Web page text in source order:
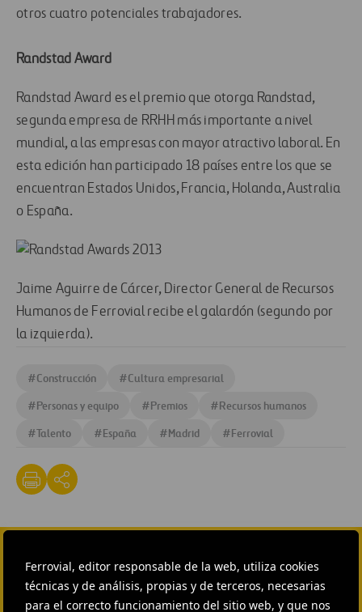
Ferrovial, editor responsable de la web, utiliza cookies
técnicas y de análisis, propias y de terceros, necesarias
para el correcto funcionamiento del sitio web, y que nos
otros cuatro potenciales trabajadores.
Randstad Award
Randstad Award es el premio que otorga Randstad,
segunda empresa de RRHH más importante a nivel
mundial, a las empresas con mayor atractivo laboral. En
esta edición han participado 18 países entre los que se
encuentran Estados Unidos, Francia, Holanda, Australia
o España.
Jaime Aguirre de Cárcer, Director General de Recursos
Humanos de Ferrovial recibe el galardón (segundo por
la izquierda).
#Construcción #Cultura empresarial
#Personas y equipo #Premios #Recursos humanos
#Talento #España #Madrid #Ferrovial
CONTACTA CON NOSOTROS
HEAD OF EXTERNAL